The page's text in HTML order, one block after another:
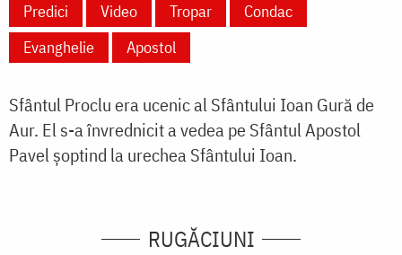
Predici
Video Tropar
Condac
Evanghelie
Apostol
Sfântul Proclu era ucenic al Sfântului Ioan Gură de
Aur. El s-a învrednicit a vedea pe Sfântul Apostol
Pavel șoptind la urechea Sfântului Ioan.
RUGĂCIUNI